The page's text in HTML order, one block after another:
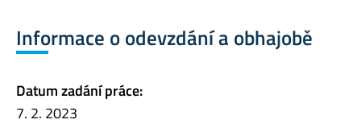
Informace o odevzdání a obhajobě
Datum zadání práce:
7. 2. 2023